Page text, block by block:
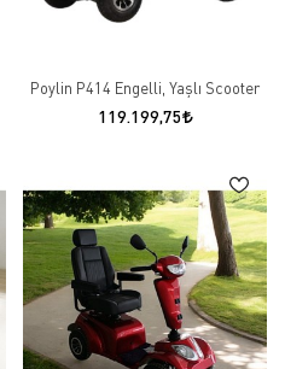
Poylin P414 Engelli, Yaşlı Scooter
119.199,75